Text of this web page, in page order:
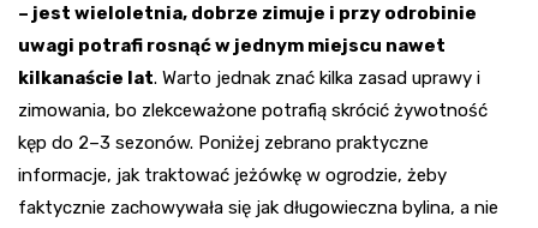
– jest wieloletnia, dobrze zimuje i przy odrobinie
uwagi potrafi rosnąć w jednym miejscu nawet
kilkanaście lat. Warto jednak znać kilka zasad uprawy i
zimowania, bo zlekceważone potrafią skrócić żywotność
kęp do 2–3 sezonów. Poniżej zebrano praktyczne
informacje, jak traktować jeżówkę w ogrodzie, żeby
faktycznie zachowywała się jak długowieczna bylina, a nie